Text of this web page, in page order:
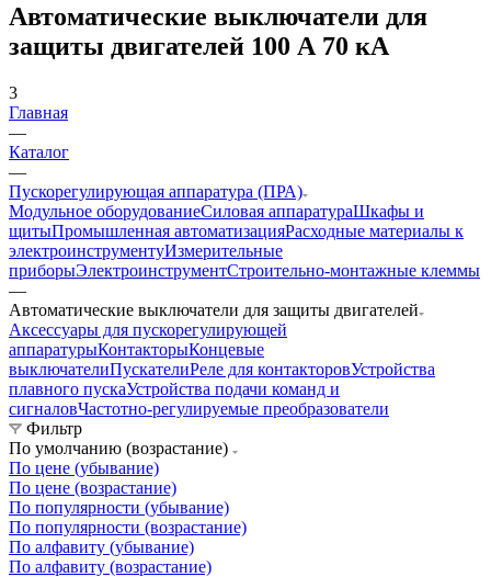
Автоматические выключатели для
защиты двигателей 100 А 70 кА
3
Главная
—
Каталог
—
Пускорегулирующая аппаратура (ПРА)
Модульное оборудованиеСиловая аппаратураШкафы и
щитыПромышленная автоматизацияРасходные материалы к
электроинструментуИзмерительные
приборыЭлектроинструментСтроительно-монтажные клеммы
—
Автоматические выключатели для защиты двигателей
Аксессуары для пускорегулирующей
аппаратурыКонтакторыКонцевые
выключателиПускателиРеле для контакторовУстройства
плавного пускаУстройства подачи команд и
сигналовЧастотно-регулируемые преобразователи
Фильтр
По умолчанию (возрастание)
По цене (убывание)
По цене (возрастание)
По популярности (убывание)
По популярности (возрастание)
По алфавиту (убывание)
По алфавиту (возрастание)